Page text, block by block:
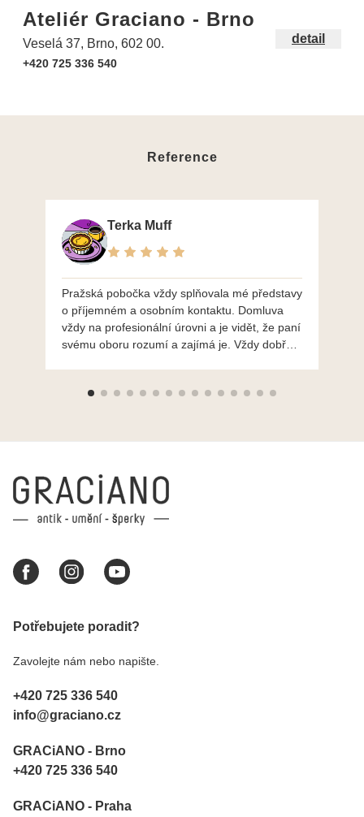
Ateliér Graciano - Brno
Veselá 37, Brno, 602 00.
+420 725 336 540
detail
Reference
Terka Muff
Pražská pobočka vždy splňovala mé představy
o příjemném a osobním kontaktu. Domluva
vždy na profesionální úrovni a je vidět, že paní
svému oboru rozumí a zajímá je. Vždy dobře a
výběru, jak už bylo napsáno - na požádání
Potřebujete poradit?
Zavolejte nám nebo napište.
+420 725 336 540
info@graciano.cz
GRACiANO - Brno
+420 725 336 540
GRACiANO - Praha